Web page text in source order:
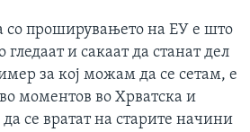
со проширувањето на ЕУ е што
гледаат и сакаат да станат дел
за кој можам да се сетам, е
моментов во Хрватска и
се вратат на старите начини